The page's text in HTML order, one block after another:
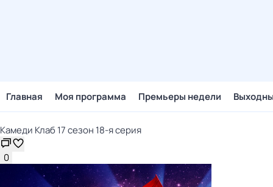
Главная Моя программа Премьеры недели
Камеди Клаб 17 сезон 18-я серия
0